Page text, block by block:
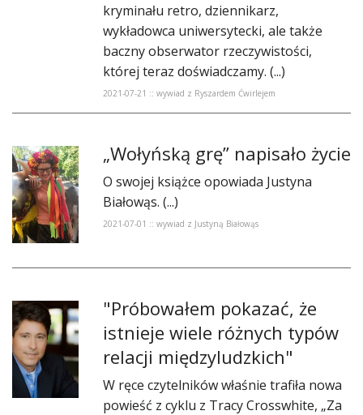
kryminału retro, dziennikarz,
wykładowca uniwersytecki, ale także
baczny obserwator rzeczywistości,
której teraz doświadczamy. (...)
2021-07-21 :: wywiad z Ryszardem Ćwirlejem
​„Wołyńską grę” napisało życie
O swojej książce opowiada Justyna
Białowąs. (...)
2021-07-01 :: wywiad z Justyną Białowąs
"Próbowałem pokazać, że
istnieje wiele różnych typów
relacji międzyludzkich"
W ręce czytelników właśnie trafiła nowa
powieść z cyklu z Tracy Crosswhite, „Za